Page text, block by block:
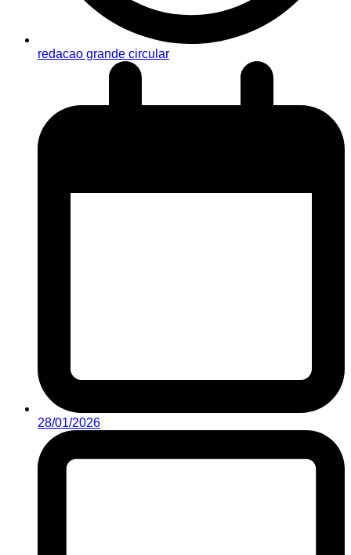
redacao grande circular
28/01/2026